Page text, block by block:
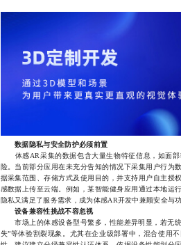
数据隐私与安全防护必须前置
体感AR采集的数据包含大量生物特征信息，如面部
险。当前部分应用在未充分告知的情况下采集用户行为
据采集范围、存储方式及使用目的，并支持用户自主授
感数据上传至云端。例如，某智能健身应用通过本地运
隐私又满足了服务需求，成为体感AR开发中兼顾安全与
设备兼容性挑战不容忽视
市场上的体感设备型号繁多，性能差异明显，若无统
失”等体验割裂现象。尤其在企业级部署中，混合使用